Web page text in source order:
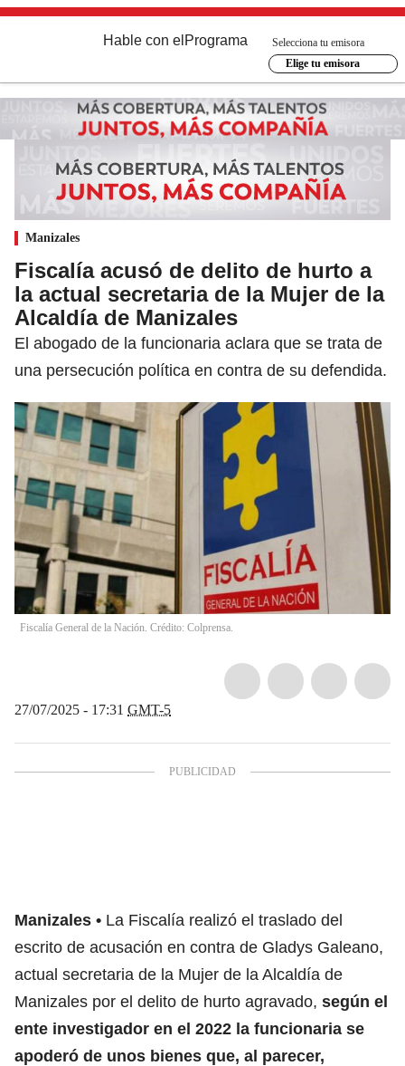
Hable con el Programa
Selecciona tu emisora
Elige tu emisora
Manizales
Fiscalía acusó de delito de hurto a
la actual secretaria de la Mujer de la
Alcaldía de Manizales
El abogado de la funcionaria aclara que se trata de
una persecución política en contra de su defendida.
Fiscalía General de la Nación. Crédito: Colprensa.
27/07/2025 - 17:31 GMT-5
Manizales
La Fiscalía realizó el traslado del
escrito de acusación en contra de Gladys Galeano,
actual secretaria de la Mujer de la Alcaldía de
Manizales por el delito de hurto agravado, según el
ente investigador en el 2022 la funcionaria se
apoderó de unos bienes que, al parecer,